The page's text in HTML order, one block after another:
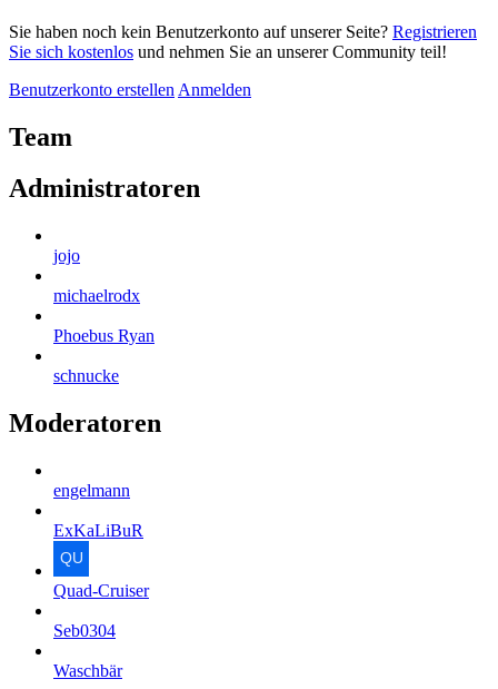
Sie haben noch kein Benutzerkonto auf unserer Seite? Registrieren
Sie sich kostenlos und nehmen Sie an unserer Community teil!
Benutzerkonto erstellen Anmelden
Team
Administratoren
jojo
michaelrodx
Phoebus Ryan
schnucke
Moderatoren
engelmann
ExKaLiBuR
Quad-Cruiser
Seb0304
Waschbär